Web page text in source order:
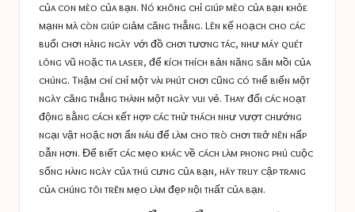
của con mèo của bạn. Nó không chỉ giúp mèo của bạn khỏe
mạnh mà còn giúp giảm căng thẳng. Lên kế hoạch cho các
buổi chơi hàng ngày với đồ chơi tương tác, như máy quét
lông vũ hoặc tia laser, để kích thích bản năng săn mồi của
chúng. Thậm chí chỉ một vài phút chơi cũng có thể biến một
ngày căng thẳng thành một ngày vui vẻ. Thay đổi các hoạt
động bằng cách kết hợp các thử thách như vượt chướng
ngại vật hoặc nơi ẩn náu để làm cho trò chơi trở nên hấp
dẫn hơn. Để biết các mẹo khác về cách làm phong phú cuộc
sống hàng ngày của thú cưng của bạn, hãy truy cập trang
của chúng tôi trên mẹo làm đẹp nội thất của bạn.